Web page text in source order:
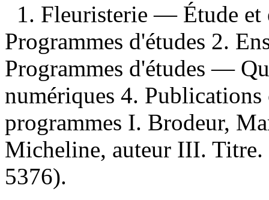
1. Fleuristerie — Étude
Programmes d'études 2.
Programmes d'études —
numériques 4.
programmes I. Brodeur,
Micheline, auteur III.
5376).